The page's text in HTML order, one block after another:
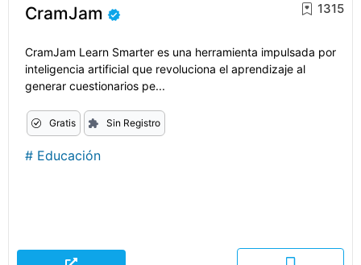
CramJam 1315
CramJam Learn Smarter es una herramienta impulsada por
inteligencia artificial que revoluciona el aprendizaje al
generar cuestionarios pe...
Gratis Sin Registro
# Educación